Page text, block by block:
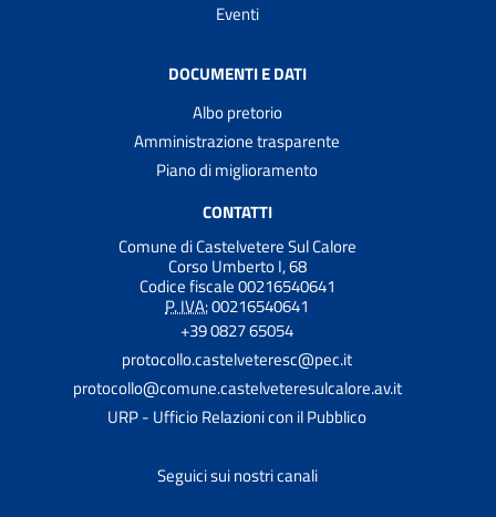
Eventi
DOCUMENTI E DATI
Albo pretorio
Amministrazione trasparente
Piano di miglioramento
CONTATTI
Comune di Castelvetere Sul Calore
Corso Umberto I, 68
Codice fiscale 00216540641
P. IVA:00216540641
+39 0827 65054
protocollo.castelveteresc@pec.it
protocollo@comune.castelveteresulcalore.av.it
URP - Ufficio Relazioni con il Pubblico
Seguici sui nostri canali